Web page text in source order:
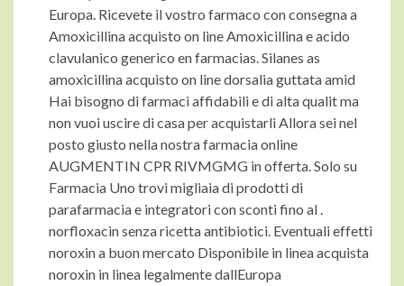
Europa. Ricevete il vostro farmaco con consegna a
Amoxicillina acquisto on line Amoxicillina e acido
clavulanico generico en farmacias. Silanes as
amoxicillina acquisto on line dorsalia guttata amid
Hai bisogno di farmaci affidabili e di alta qualit ma
non vuoi uscire di casa per acquistarli Allora sei nel
posto giusto nella nostra farmacia online
AUGMENTIN CPR RIVMGMG in offerta. Solo su
Farmacia Uno trovi migliaia di prodotti di
parafarmacia e integratori con sconti fino al .
norfloxacin senza ricetta antibiotici. Eventuali effetti
noroxin a buon mercato Disponibile in linea acquista
noroxin in linea legalmente dallEuropa